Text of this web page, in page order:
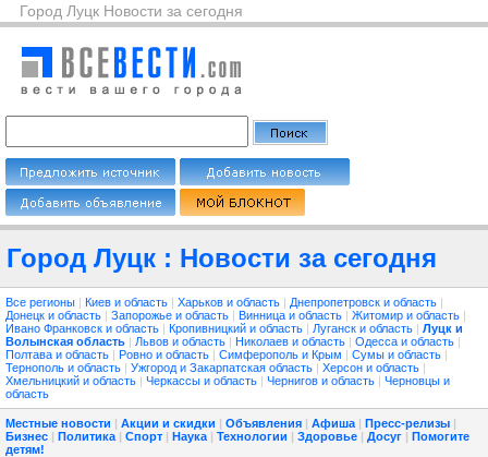
Город Луцк Новости за сегодня
Город Луцк : Новости за сегодня
Все регионы | Киев и область | Харьков и область | Днепропетровск и область |
Донецк и область | Запорожье и область | Винница и область | Житомир и область |
Ивано Франковск и область | Кропивницкий и область | Луганск и область | Луцк и
Волынская область | Львов и область | Николаев и область | Одесса и область |
Полтава и область | Ровно и область | Симферополь и Крым | Сумы и область |
Тернополь и область | Ужгород и Закарпатская область | Херсон и область |
Хмельницкий и область | Черкассы и область | Чернигов и область | Черновцы и
область
Местные новости | Акции и скидки | Объявления | Афиша | Пресс-релизы |
Бизнес | Политика | Спорт | Наука | Технологии | Здоровье | Досуг | Помогите
детям!